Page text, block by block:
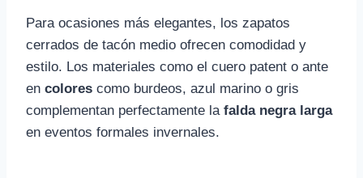
Para ocasiones más elegantes, los zapatos
cerrados de tacón medio ofrecen comodidad y
estilo. Los materiales como el cuero patent o ante
en colores como burdeos, azul marino o gris
complementan perfectamente la falda negra larga
en eventos formales invernales.